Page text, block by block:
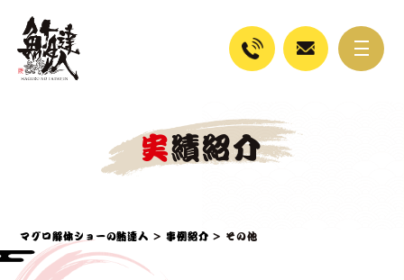
実績紹介
マグロ解体ショーの鮪達人 > 事例紹介 > その他